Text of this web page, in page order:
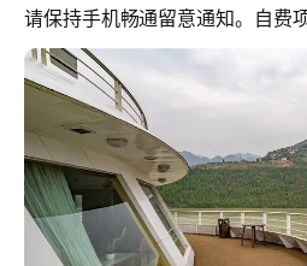
请保持手机畅通留意通知。自费